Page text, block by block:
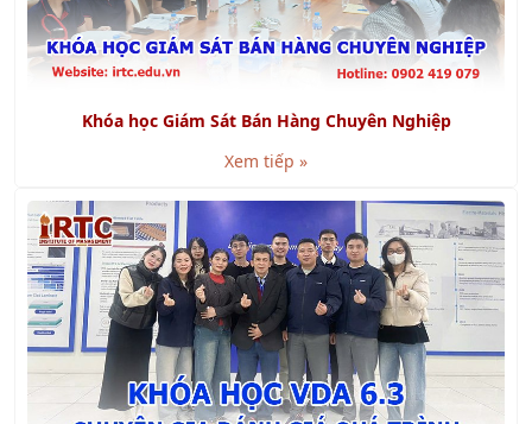
Khóa học Giám Sát Bán Hàng Chuyên Nghiệp